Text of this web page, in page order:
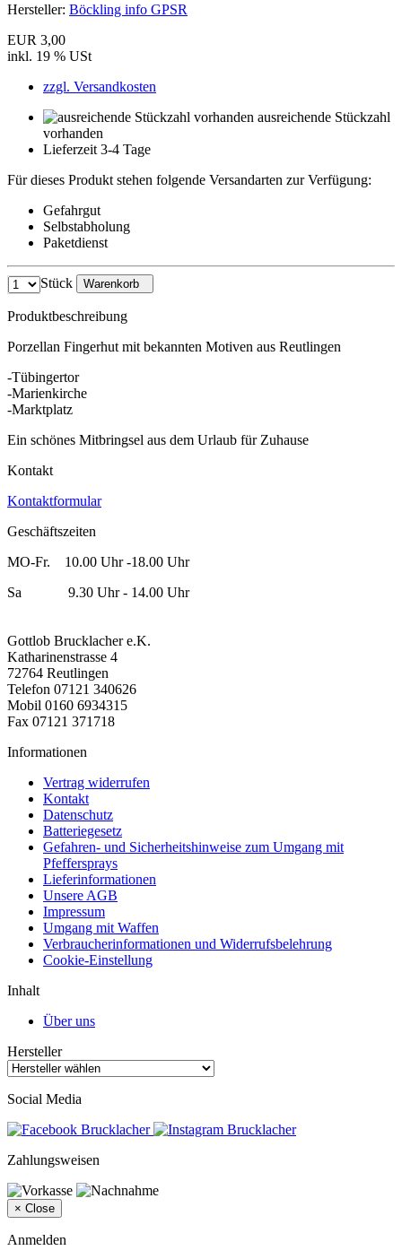
Hersteller: Böckling info GPSR
EUR 3,00
inkl. 19 % USt
zzgl. Versandkosten
ausreichende Stückzahl
vorhanden
Lieferzeit 3-4 Tage
Für dieses Produkt stehen folgende Versandarten zur Verfügung:
Gefahrgut
Selbstabholung
Paketdienst
Stück Warenkorb
Produktbeschreibung
Porzellan Fingerhut mit bekannten Motiven aus Reutlingen
-Tübingertor
-Marienkirche
-Marktplatz
Ein schönes Mitbringsel aus dem Urlaub für Zuhause
Kontakt
Kontaktformular
Geschäftszeiten
MO-Fr. 10.00 Uhr -18.00 Uhr
Sa 9.30 Uhr - 14.00 Uhr
Gottlob Brucklacher e.K.
Katharinenstrasse 4
72764 Reutlingen
Telefon 07121 340626
Mobil 0160 6934315
Fax 07121 371718
Informationen
Vertrag widerrufen
Kontakt
Datenschutz
Batteriegesetz
Gefahren- und Sicherheitshinweise zum Umgang mit
Pfeffersprays
Lieferinformationen
Unsere AGB
Impressum
Umgang mit Waffen
Verbraucherinformationen und Widerrufsbelehrung
Cookie-Einstellung
Inhalt
Über uns
Hersteller
Social Media
Zahlungsweisen
× Close
Anmelden